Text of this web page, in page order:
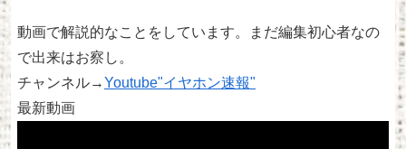
動画で解説的なことをしています。まだ編集初心者なの
で出来はお察し。
チャンネル→Youtube"イヤホン速報"
最新動画